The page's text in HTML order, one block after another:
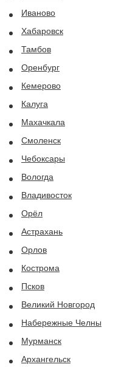
Иваново
Хабаровск
Тамбов
Оренбург
Кемерово
Калуга
Махачкала
Смоленск
Чебоксары
Вологда
Владивосток
Орёл
Астрахань
Орлов
Кострома
Псков
Великий Новгород
Набережные Челны
Мурманск
Архангельск